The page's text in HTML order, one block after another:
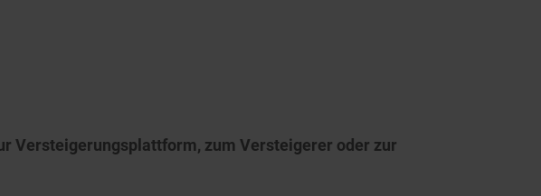
Versteigerungsplattform, zum Versteigerer oder zur